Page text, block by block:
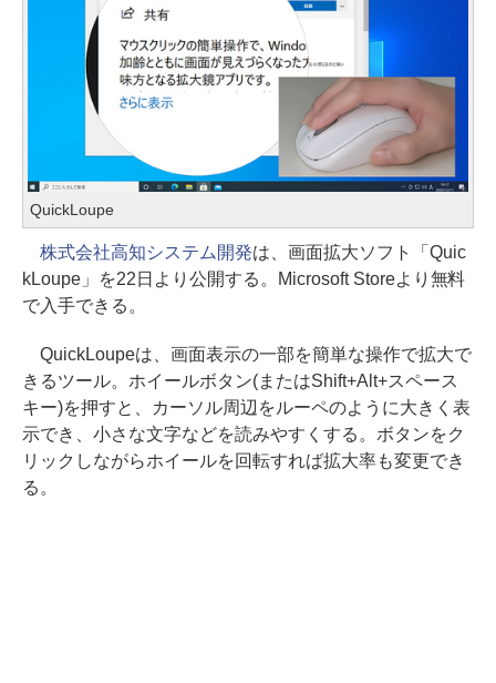
QuickLoupe
株式会社高知システム開発は、画面拡大ソフト「Quic
kLoupe」を22日より公開する。Microsoft Storeより無料
で入手できる。
QuickLoupeは、画面表示の一部を簡単な操作で拡大で
きるツール。ホイールボタン(またはShift+Alt+スペース
キー)を押すと、カーソル周辺をルーペのように大きく表
示でき、小さな文字などを読みやすくする。ボタンをク
リックしながらホイールを回転すれば拡大率も変更でき
る。